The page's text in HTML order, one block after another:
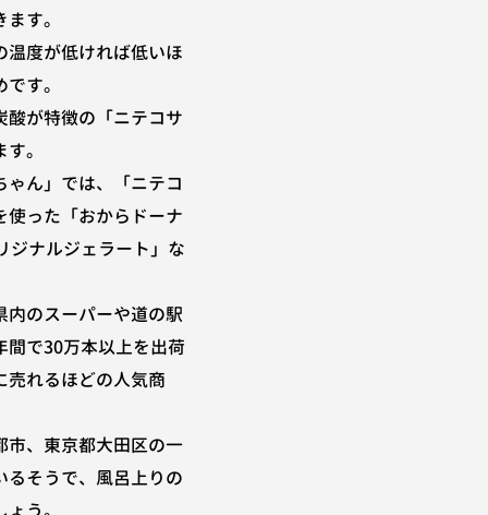
す。
温度が低ければ低いほ
す。
酸が特徴の「ニテコサ
。
ん」では、「ニテコ
使った「おからドーナ
ジナルジェラート」な
内のスーパーや道の駅
間で30万本以上を出荷
売れるほどの人気商
市、東京都大田区の一
るそうで、風呂上りの